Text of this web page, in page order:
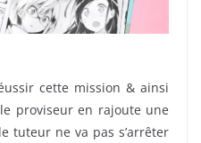
cette mission & ainsi
proviseur en rajoute une
tuteur ne va pas s’arrêter